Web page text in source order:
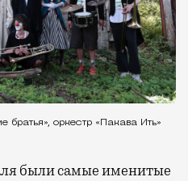
братья», оркестр «Пакава Ить»
были самые именитые